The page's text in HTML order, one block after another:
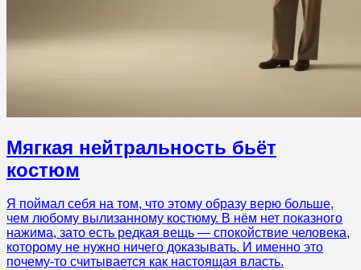
Мягкая нейтральность бьёт
костюм
Я поймал себя на том, что этому образу верю больше,
чем любому вылизанному костюму. В нём нет показного
нажима, зато есть редкая вещь — спокойствие человека,
которому не нужно ничего доказывать. И именно это
почему-то считывается как настоящая власть.